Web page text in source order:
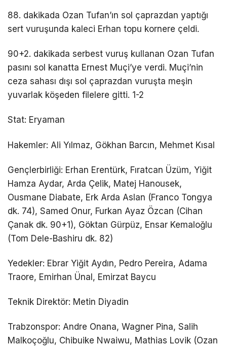
88. dakikada Ozan Tufan’ın sol çaprazdan yaptığı
sert vuruşunda kaleci Erhan topu kornere çeldi.
90+2. dakikada serbest vuruş kullanan Ozan Tufan
pasını sol kanatta Ernest Muçi’ye verdi. Muçi’nin
ceza sahası dışı sol çaprazdan vuruşta meşin
yuvarlak köşeden filelere gitti. 1-2
Stat: Eryaman
Hakemler: Ali Yılmaz, Gökhan Barcın, Mehmet Kısal
Gençlerbirliği: Erhan Erentürk, Fıratcan Üzüm, Yiğit
Hamza Aydar, Arda Çelik, Matej Hanousek,
Ousmane Diabate, Erk Arda Aslan (Franco Tongya
dk. 74), Samed Onur, Furkan Ayaz Özcan (Cihan
Çanak dk. 90+1), Göktan Gürpüz, Ensar Kemaloğlu
(Tom Dele-Bashiru dk. 82)
Yedekler: Ebrar Yiğit Aydın, Pedro Pereira, Adama
Traore, Emirhan Ünal, Emirzat Baycu
Teknik Direktör: Metin Diyadin
Trabzonspor: Andre Onana, Wagner Pina, Salih
Malkoçoğlu, Chibuike Nwaiwu, Mathias Lovik (Ozan